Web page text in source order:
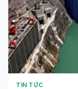
TIN TỨC